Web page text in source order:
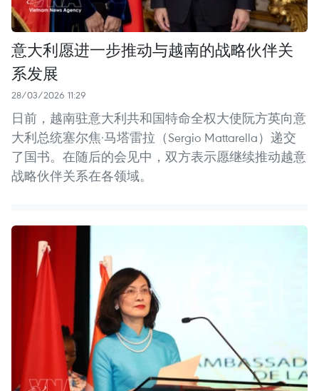
意大利愿进一步推动与越南的战略伙伴关
系发展
28/03/2026 11:29
日前，越南驻意大利共和国特命全权大使阮方英向意
大利总统塞尔焦·马塔雷拉（Sergio Mattarella）递交
了国书。在随后的会见中，双方表示愿继续推动越意
战略伙伴关系在各领域。